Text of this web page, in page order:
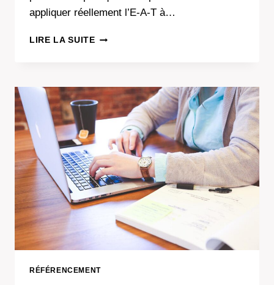
appliquer réellement l’E-A-T à…
LIRE LA SUITEL’EAT
RÉFÉRENCEMENT